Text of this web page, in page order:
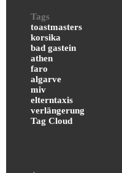
Tags
toastmasters
korsika
bad gastein
athen
faro
algarve
miv
elterntaxis
verlängerung
Tag Cloud